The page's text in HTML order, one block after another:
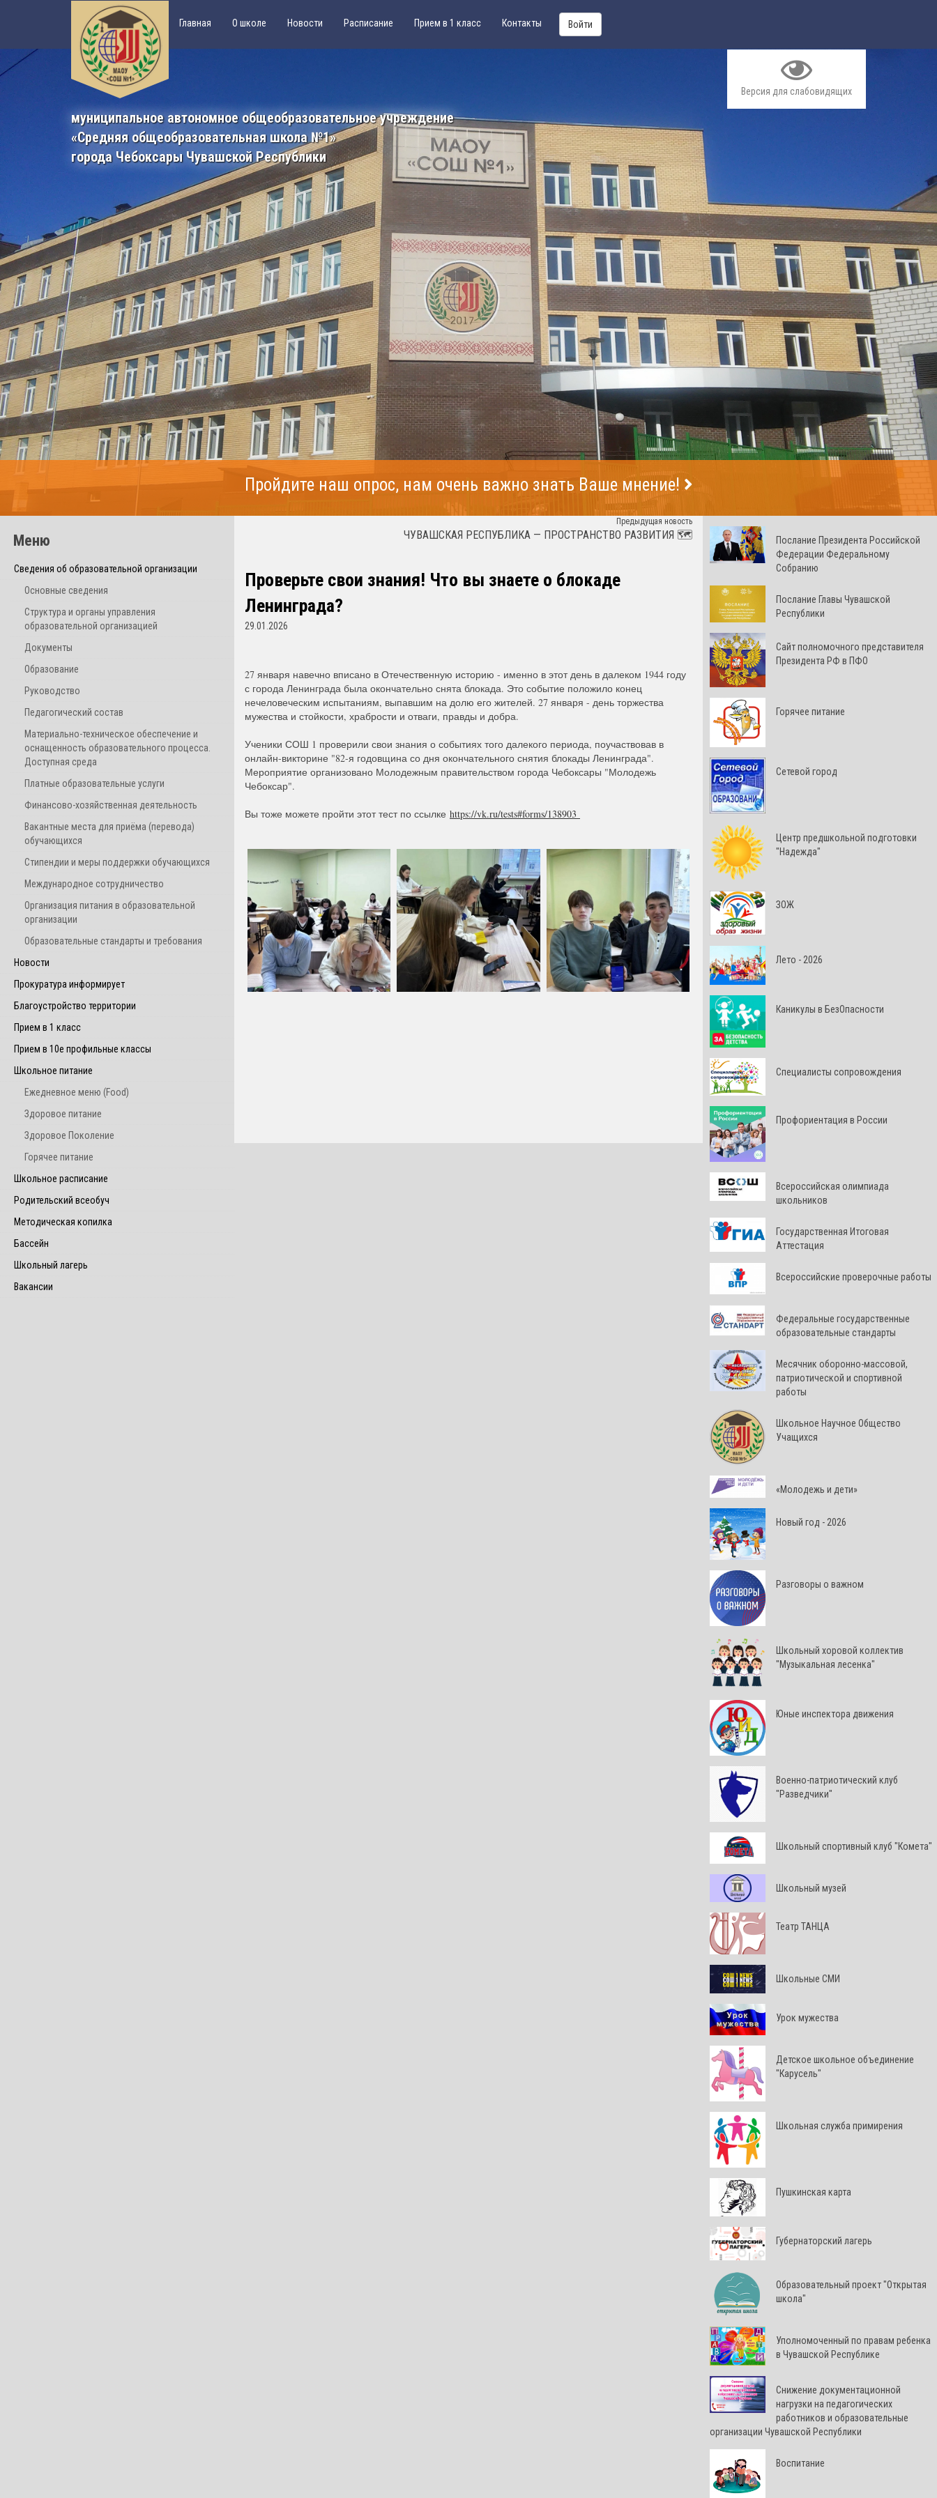
Главная О школе Новости Расписание Прием в 1 класс Контакты Войти
Версия для слабовидящих
муниципальное автономное общеобразовательное учреждение
«Средняя общеобразовательная школа №1»
города Чебоксары Чувашской Республики
Пройдите наш опрос, нам очень важно знать Ваше мнение!
Меню
Сведения об образовательной организации
Основные сведения
Структура и органы управления
образовательной организацией
Документы
Образование
Руководство
Педагогический состав
Материально-техническое обеспечение и
оснащенность образовательного процесса.
Доступная среда
Платные образовательные услуги
Финансово-хозяйственная деятельность
Вакантные места для приёма (перевода)
обучающихся
Стипендии и меры поддержки обучающихся
Международное сотрудничество
Организация питания в образовательной
организации
Образовательные стандарты и требования
Новости
Прокуратура информирует
Благоустройство территории
Прием в 1 класс
Прием в 10е профильные классы
Школьное питание
Ежедневное меню (Food)
Здоровое питание
Здоровое Поколение
Горячее питание
Школьное расписание
Родительский всеобуч
Методическая копилка
Бассейн
Школьный лагерь
Вакансии
Предыдущая новость
ЧУВАШСКАЯ РЕСПУБЛИКА — ПРОСТРАНСТВО РАЗВИТИЯ 🗺
Проверьте свои знания! Что вы знаете о блокаде
Ленинграда?
29.01.2026
27 января навечно вписано в Отечественную историю - именно в этот день в далеком 1944 году
с города Ленинграда была окончательно снята блокада. Это событие положило конец
нечеловеческим испытаниям, выпавшим на долю его жителей. 27 января - день торжества
мужества и стойкости, храбрости и отваги, правды и добра.
Ученики СОШ 1 проверили свои знания о событиях того далекого периода, поучаствовав в
онлайн-викторине "82-я годовщина со дня окончательного снятия блокады Ленинграда".
Мероприятие организовано Молодежным правительством города Чебоксары "Молодежь
Чебоксар".
Вы тоже можете пройти этот тест по ссылке https://vk.ru/tests#forms/138903
Послание Президента Российской
Федерации Федеральному
Собранию
Послание Главы Чувашской
Республики
Cайт полномочного представителя
Президента РФ в ПФО
Горячее питание
Сетевой город
Центр предшкольной подготовки
"Надежда"
ЗОЖ
Лето - 2026
Каникулы в БезОпасности
Специалисты сопровождения
Профориентация в России
Всероссийская олимпиада
школьников
Государственная Итоговая
Аттестация
Всероссийские проверочные работы
Федеральные государственные
образовательные стандарты
Месячник оборонно-массовой,
патриотической и спортивной
работы
Школьное Научное Общество
Учащихся
«Молодежь и дети»
Новый год - 2026
Разговоры о важном
Школьный хоровой коллектив
"Музыкальная лесенка"
Юные инспектора движения
Военно-патриотический клуб
"Разведчики"
Школьный спортивный клуб "Комета"
Школьный музей
Театр ТАНЦА
Школьные СМИ
Урок мужества
Детское школьное объединение
"Карусель"
Школьная служба примирения
Пушкинская карта
Губернаторский лагерь
Образовательный проект "Открытая
школа"
Уполномоченный по правам ребенка
в Чувашской Республике
Снижение документационной
нагрузки на педагогических
работников и образовательные
организации Чувашской Республики
Воспитание